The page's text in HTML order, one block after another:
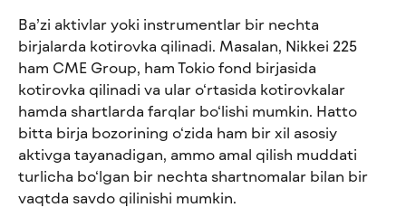
Ba’zi aktivlar yoki instrumentlar bir nechta
birjalarda kotirovka qilinadi. Masalan, Nikkei 225
ham CME Group, ham Tokio fond birjasida
kotirovka qilinadi va ular o‘rtasida kotirovkalar
hamda shartlarda farqlar bo‘lishi mumkin. Hatto
bitta birja bozorining o‘zida ham bir xil asosiy
aktivga tayanadigan, ammo amal qilish muddati
turlicha bo‘lgan bir nechta shartnomalar bilan bir
vaqtda savdo qilinishi mumkin.